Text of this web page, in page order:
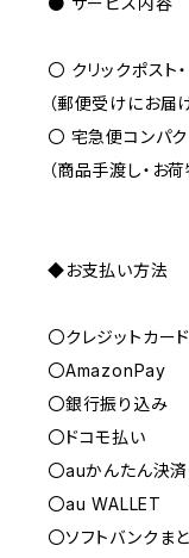
〇 クリックポスト
（郵便受けにお届
〇 宅急便コンパク
（商品手渡し・お
◆お支払い方法
〇クレジットカー
〇AmazonPay
〇銀行振り込み
〇ドコモ払い
〇auかんたん決済
〇au WALLET
〇ソフトバンクま